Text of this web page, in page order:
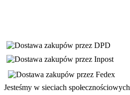
Jesteśmy w sieciach społecznościowych